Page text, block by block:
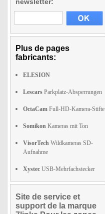
Plus de pages
fabricants:
ELESION
Lescars Parkplatz-Absperrungen
OctaCam Full-HD-Kamera-Stifte
Somikon Kameras mit Ton
VisorTech Wildkameras SD-
Aufnahme
Xystec USB-Mehrfachstecker
Site de service et
support de la marque